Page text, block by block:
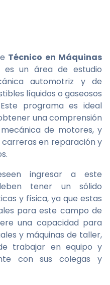
Técnico en Máquinas
es un área de estudio
automotriz y de
líquidos o gaseosos
programa es ideal
una comprensión
de motores, y
carreras en reparación y
ingresar a este
tener un sólido
y física, ya que estas
para este campo de
una capacidad para
y máquinas de taller,
trabajar en equipo y
con sus colegas y